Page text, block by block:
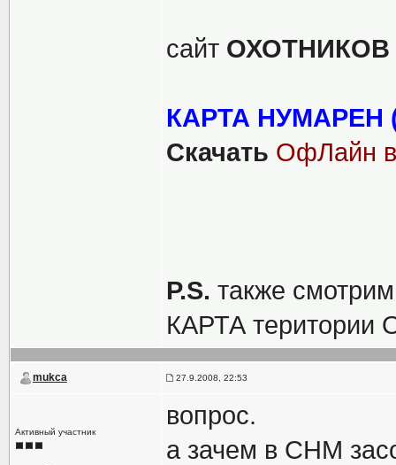
сайт ОХОТНИКОВ
КАРТА НУМАРЕН
Скачать ОфЛайн
P.S. также
КАРТА територии
mukca 27.9.2008, 22:53
Активный участник
вопрос.
а зачем в CHM